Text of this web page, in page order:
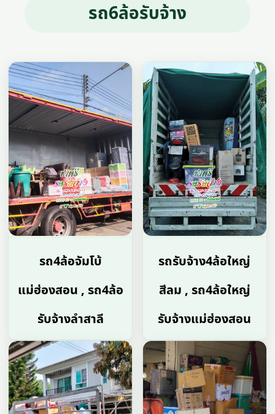
รถ6ล้อรับจ้าง
รถ4ล้อจัมโบ้
แม่ฮ่องสอน , รถ4ล้อ
รับจ้างลำสาลี
รถรับจ้าง4ล้อใหญ่
สีลม , รถ4ล้อใหญ่
รับจ้างแม่ฮ่องสอน